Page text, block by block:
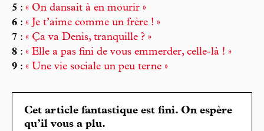
5 : « On dansait à en mourir »
6 : « Je t’aime comme un frère ! »
7 : « Ça va Denis, tranquille ? »
8 : « Elle a pas fini de vous emmerder, celle-là ! »
9 : « Une vie sociale un peu terne »
Cet article fantastique est fini. On espère
qu’il vous a plu.